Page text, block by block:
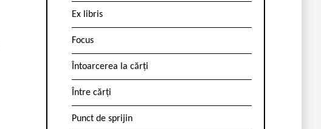
Ex libris
Focus
Întoarcerea la cărți
Între cărți
Punct de sprijin